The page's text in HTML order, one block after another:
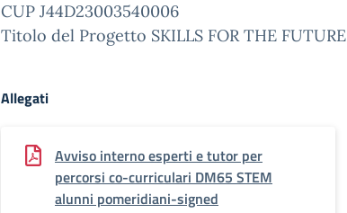
CUP J44D23003540006
Titolo del Progetto SKILLS FOR THE FUTURE
Allegati
Avviso interno esperti e tutor per
percorsi co-curriculari DM65 STEM
alunni pomeridiani-signed